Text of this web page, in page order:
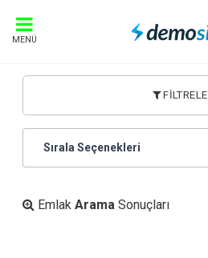
MENÜ
FİLTRELE
Sırala Seçenekleri
Emlak Arama Sonuçları